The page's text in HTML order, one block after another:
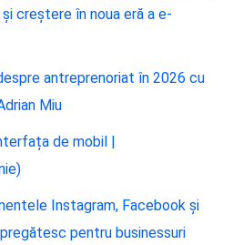
creștere în noua eră a e-
antreprenoriat în 2026 cu
Miu
de mobil |
Instagram, Facebook și
pentru businessuri